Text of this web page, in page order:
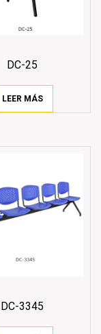
DC-25
LEER MÁS
DC-3345